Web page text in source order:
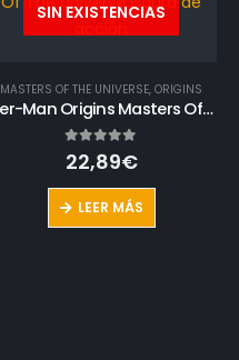
SIN EXISTENCIAS
MASTERS OF THE UNIVERSE, ORIGINS
Mer-Man Origins Masters Of The Universe Figura de acción
0out of 5
22,89€
LEER MÁS